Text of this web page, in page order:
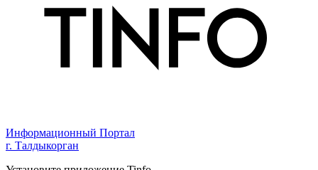
Информационный Портал
г. Талдыкорган